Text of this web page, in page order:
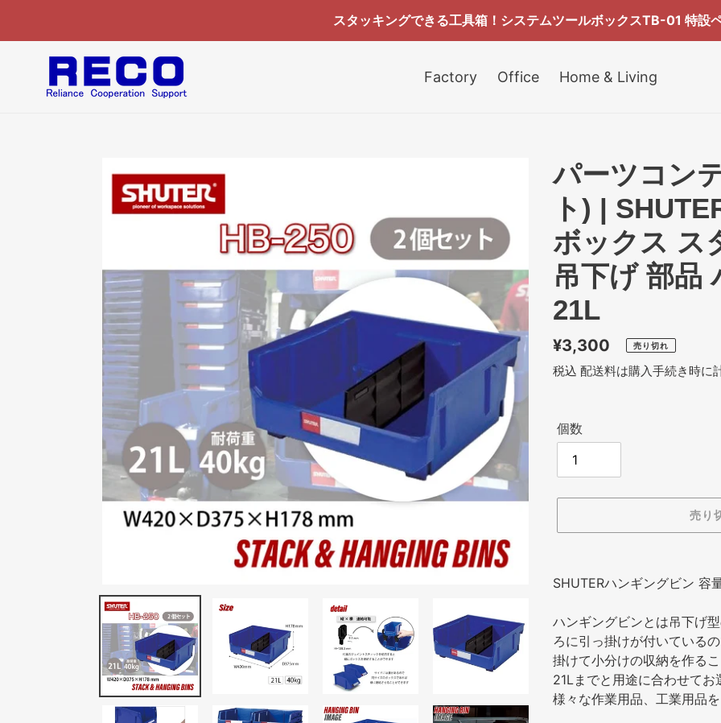
スタッキングできる工具箱！システムツールボックスTB-01 特設
Factory Office Home & Living
パーツコン
ト) |
ボックス ス
吊下げ 部品
21L
通
常
格
¥3,300 売り切れ
税込 配送料は購入手続き時に
個数
売り
ー
に
商
品
を
追
SHUTERハンギングビン 容
ハンギングビンとは吊下げ
ろに引っ掛けが付いている
掛けて小分けの収納を作る
21Lまでと用途に合わせて
様々な作業用品、工業用品